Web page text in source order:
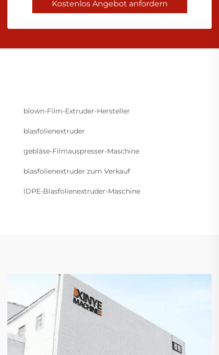
Kostenlos Angebot anfordern
blown-Film-Extruder-Hersteller
blasfolienextruder
gebläse-Filmauspresser-Maschine
blasfolienextruder zum Verkauf
lDPE-Blasfolienextruder-Maschine